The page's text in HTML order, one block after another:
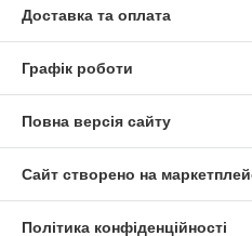
Доставка та оплата
Графік роботи
Повна версія сайту
Сайт створено на
Політика конфіденційності